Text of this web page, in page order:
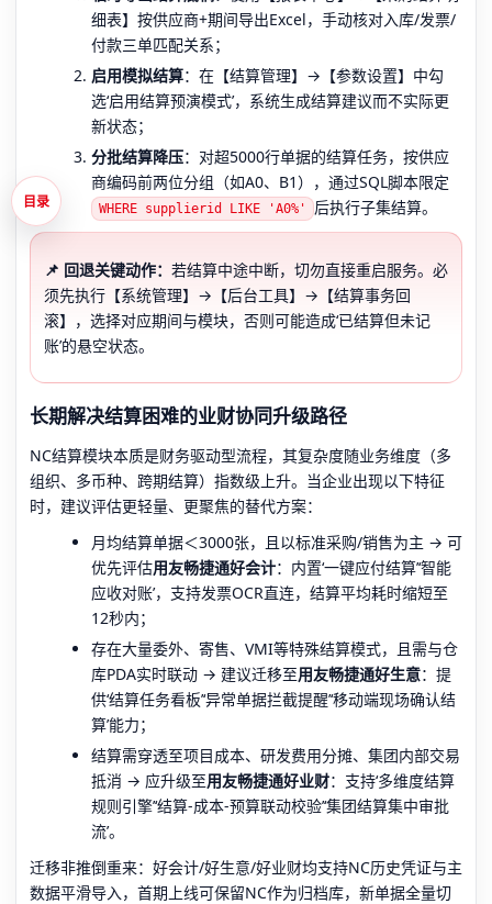
细表】按供应商+期间导出Excel，手动核对入库/发票/
付款三单匹配关系；
启用模拟结算：在【结算管理】→【参数设置】中勾
选‘启用结算预演模式’，系统生成结算建议而不实际更
新状态；
分批结算降压：对超5000行单据的结算任务，按供应
商编码前两位分组（如A0、B1），通过SQL脚本限定
WHERE supplierid LIKE 'A0%' 后执行子集结算。
📌 回退关键动作： 若结算中途中断，切勿直接重启服务。必
须先执行【系统管理】→【后台工具】→【结算事务回
滚】，选择对应期间与模块，否则可能造成‘已结算但未记
账’的悬空状态。
长期解决结算困难的业财协同升级路径
NC结算模块本质是财务驱动型流程，其复杂度随业务维度（多
组织、多币种、跨期结算）指数级上升。当企业出现以下特征
时，建议评估更轻量、更聚焦的替代方案：
月均结算单据＜3000张，且以标准采购/销售为主 → 可
优先评估用友畅捷通好会计：内置‘一键应付结算’‘智能
应收对账’，支持发票OCR直连，结算平均耗时缩短至
12秒内；
存在大量委外、寄售、VMI等特殊结算模式，且需与仓
库PDA实时联动 → 建议迁移至用友畅捷通好生意：提
供‘结算任务看板’‘异常单据拦截提醒’‘移动端现场确认结
算’能力；
结算需穿透至项目成本、研发费用分摊、集团内部交易
抵消 → 应升级至用友畅捷通好业财：支持‘多维度结算
规则引擎’‘结算-成本-预算联动校验’‘集团结算集中审批
流’。
迁移非推倒重来：好会计/好生意/好业财均支持NC历史凭证与主
数据平滑导入，首期上线可保留NC作为归档库，新单据全量切
目录